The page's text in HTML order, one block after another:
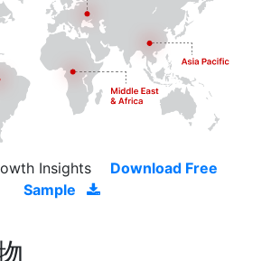
Insights
Download Free
Sample